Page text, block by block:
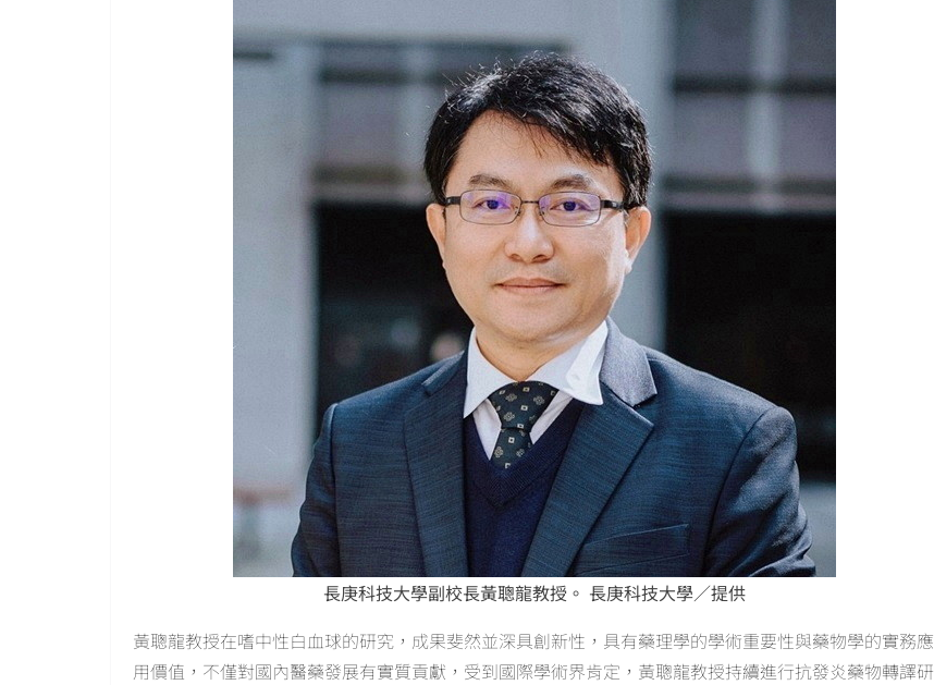
長庚科技大學副校長黃聰龍教授。 長庚科技大學／提供
黃聰龍教授在嗜中性白血球的研究，成果斐然並深具創新性，具有藥理學的學術重要性與藥物學的實務應
用價值，不僅對國內醫藥發展有實質貢獻，受到國際學術界肯定，黃聰龍教授持續進行抗發炎藥物轉譯研